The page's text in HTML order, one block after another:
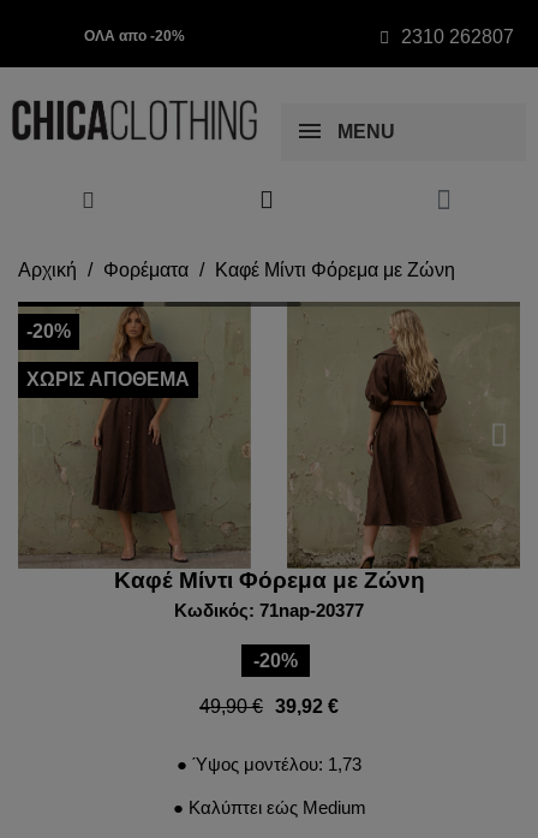
ΟΛΑ απο -20% 2310 262807
MENU
Αρχική Φορέματα Καφέ Μίντι Φόρεμα με Ζώνη
-20%
ΧΩΡΊΣ ΑΠΌΘΕΜΑ
Καφέ Μίντι Φόρεμα με Ζώνη
Κωδικός: 71nap-20377
-20%
49,90 € 39,92 €
● Ύψος μοντέλου: 1,73
● Καλύπτει εώς Medium